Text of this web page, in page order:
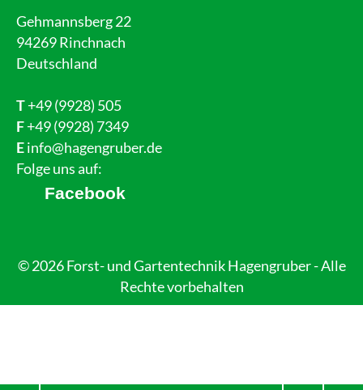
Gehmannsberg 22
94269 Rinchnach
Deutschland
T+49 (9928) 505
F+49 (9928) 7349
Einfo@hagengruber.de
Folge uns auf:
Facebook
© 2026 Forst- und Gartentechnik Hagengruber - Alle
Rechte vorbehalten